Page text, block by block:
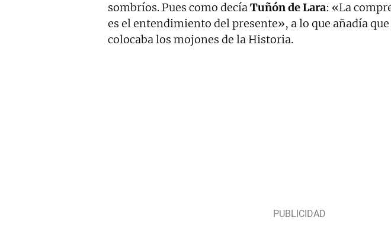
sombríos. Pues como decíaTuñón de Lara: «La
es el entendimiento del presente», a lo que añadía
colocaba los mojones de la Historia.